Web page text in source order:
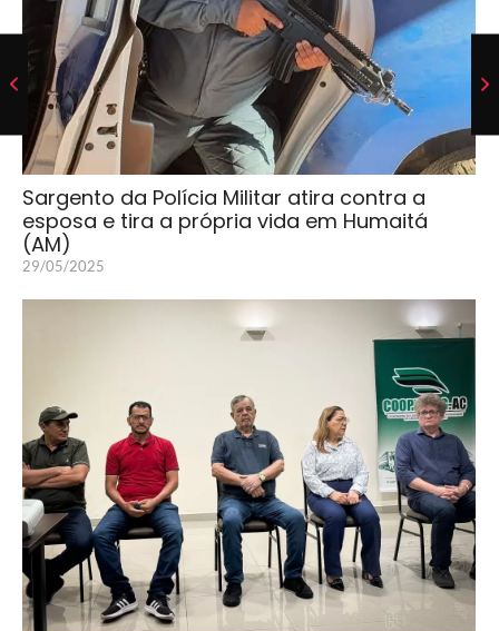
Sargento da Polícia Militar atira contra a
esposa e tira a própria vida em Humaitá
(AM)
29/05/2025